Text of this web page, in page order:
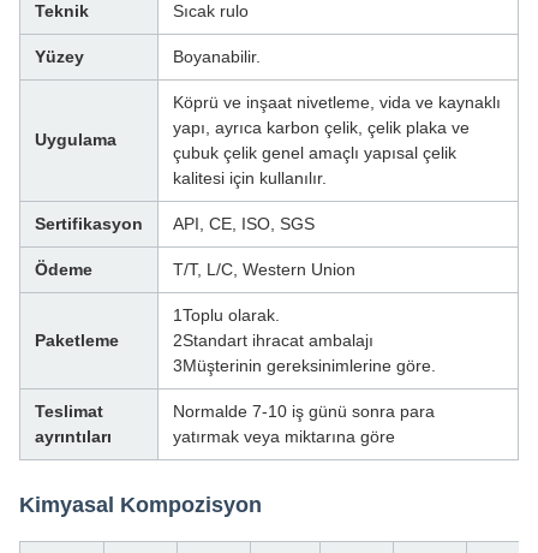
Teknik Sıcak rulo
Yüzey Boyanabilir.
Uygulama
Köprü ve inşaat nivetleme, vida ve kaynaklı
yapı, ayrıca karbon çelik, çelik plaka ve
çubuk çelik genel amaçlı yapısal çelik
kalitesi için kullanılır.
Sertifikasyon API, CE, ISO, SGS
Ödeme T/T, L/C, Western Union
Paketleme
1Toplu olarak.
2Standart ihracat ambalajı
3Müşterinin gereksinimlerine göre.
Teslimat
ayrıntıları
Normalde 7-10 iş günü sonra para
yatırmak veya miktarına göre
Kimyasal Kompozisyon